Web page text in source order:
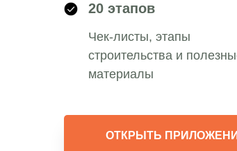
20 этапов
Чек-листы, этапы
строительства и
материалы
ОТКРЫТЬ ПРИЛОЖЕНИЕ